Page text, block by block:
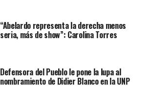
“Abelardo representa la derecha menos
seria, más de show”: Carolina Torres
Defensora del Pueblo le pone la lupa al
nombramiento de Didier Blanco en la UNP